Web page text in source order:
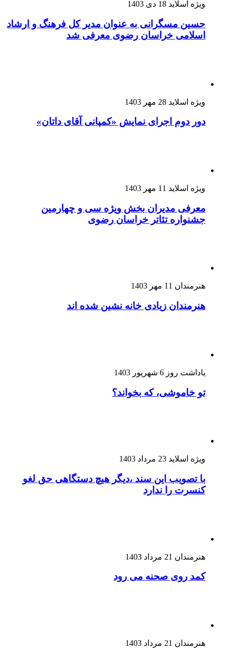
ویژه اسلاید 18 دی 1403
حسین مسگرانی به عنوان مدیر کل فرهنگ و ارشاد
اسلامی خراسان رضوی معرفی شد
ویژه اسلاید 28 مهر 1403
دور دوم اجرای نمایش «کمپانی آقای داتان»
ویژه اسلاید 11 مهر 1403
معرفی مدیران بخش ویژه سی و چهارمین
جشنواره تئاتر خراسان رضوی
هنرمندان 11 مهر 1403
هنرمندان زیادی خانه نشین شده اند
یاداشت روز 6 شهریور 1403
تو خاموشی، که بخواند؟
ویژه اسلاید 23 مرداد 1403
با تصویب این سند ،دیگر هیچ دستگاهی حق لغو
کنسرت را ندارد
هنرمندان 21 مرداد 1403
کمد روی صحنه می رود
هنرمندان 21 مرداد 1403